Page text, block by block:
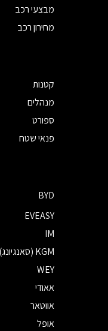
מבצעי רכב
מחירון רכב
קטנות
מנהלים
ספורט
פנאי שטח
BYD
EVEASY
IM
KGM (סאנגיונג)
WEY
אאודי
אווטאר
אופל